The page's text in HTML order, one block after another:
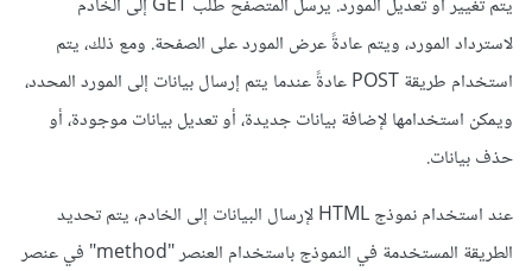
يتم تغيير أو تعديل المورد. يرسل المتصفح طلب GET إلى الخادم
لاسترداد المورد، ويتم عادةً عرض المورد على الصفحة. ومع ذلك، يتم
استخدام طريقة POST عادةً عندما يتم إرسال بيانات إلى المورد المحدد،
ويمكن استخدامها لإضافة بيانات جديدة، أو تعديل بيانات موجودة، أو
حذف بيانات.
عند استخدام نموذج HTML لإرسال البيانات إلى الخادم، يتم تحديد
الطريقة المستخدمة في النموذج باستخدام العنصر "method" في عنصر